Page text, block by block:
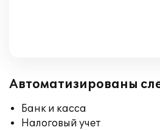
Автоматизированы
Банк и касса
Налоговый учет